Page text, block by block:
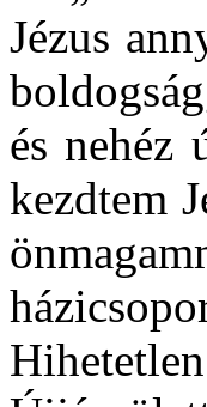
Jézus
és nehéz
kezdtem